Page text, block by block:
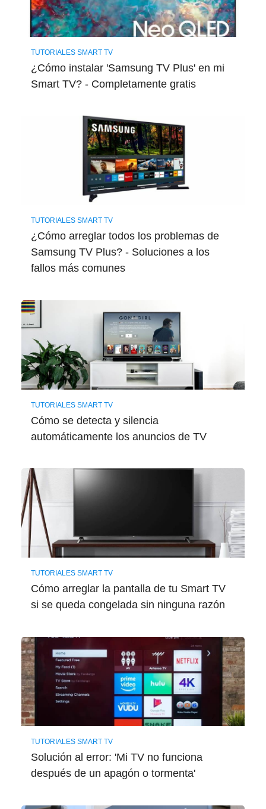
TUTORIALES SMART TV
¿Cómo instalar 'Samsung TV Plus' en mi
Smart TV? - Completamente gratis
TUTORIALES SMART TV
¿Cómo arreglar todos los problemas de
Samsung TV Plus? - Soluciones a los
fallos más comunes
TUTORIALES SMART TV
Cómo se detecta y silencia
automáticamente los anuncios de TV
TUTORIALES SMART TV
Cómo arreglar la pantalla de tu Smart TV
si se queda congelada sin ninguna razón
TUTORIALES SMART TV
Solución al error: 'Mi TV no funciona
después de un apagón o tormenta'